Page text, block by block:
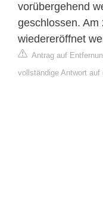
vorübergehend
geschlossen. Am
wiedereröffnet
Antrag auf
vollständige Antwort